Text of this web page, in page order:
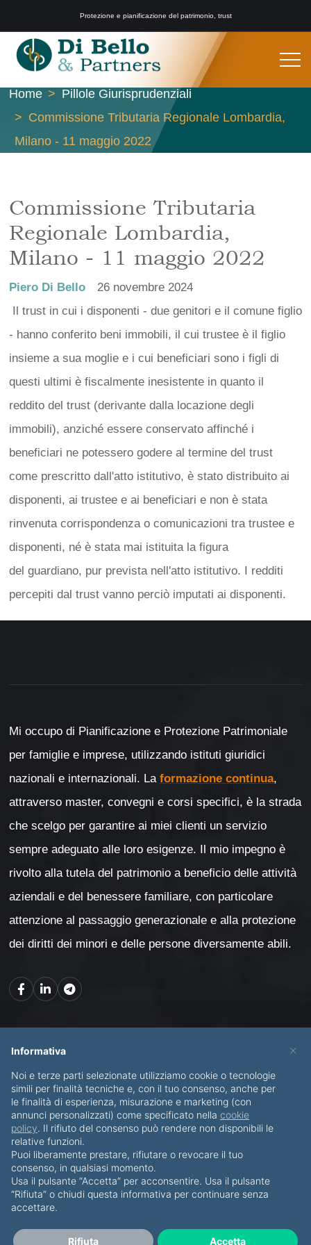
Protezione e pianificazione del patrimonio, trust
Home
Pillole Giurisprudenziali
Commissione Tributaria Regionale Lombardia,
Milano - 11 maggio 2022
Commissione Tributaria
Regionale Lombardia,
Milano - 11 maggio 2022
Piero Di Bello
26 novembre 2024
Il trust in cui i disponenti - due genitori e il comune figlio
- hanno conferito beni immobili, il cui trustee è il figlio
insieme a sua moglie e i cui beneficiari sono i figli di
questi ultimi è fiscalmente inesistente in quanto il
reddito del trust (derivante dalla locazione degli
immobili), anziché essere conservato affinché i
beneficiari ne potessero godere al termine del trust
come prescritto dall'atto istitutivo, è stato distribuito ai
disponenti, ai trustee e ai beneficiari e non è stata
rinvenuta corrispondenza o comunicazioni tra trustee e
disponenti, né è stata mai istituita la figura
del guardiano, pur prevista nell'atto istitutivo. I redditi
percepiti dal trust vanno perciò imputati ai disponenti.
Mi occupo di Pianificazione e Protezione Patrimoniale
per famiglie e imprese, utilizzando istituti giuridici
nazionali e internazionali. La formazione continua,
attraverso master, convegni e corsi specifici, è la strada
che scelgo per garantire ai miei clienti un servizio
sempre adeguato alle loro esigenze. Il mio impegno è
rivolto alla tutela del patrimonio a beneficio delle attività
aziendali e del benessere familiare, con particolare
attenzione al passaggio generazionale e alla protezione
dei diritti dei minori e delle persone diversamente abili.
CHI SONO SERVIZI
BLOG CONTATTI
© Copyright 2012-2026 Piero Di Bello & Partners
Tutti i diritti riservati
P.IVA IT07911820723
×
Informativa
Noi e terze parti selezionate utilizziamo cookie o tecnologie
simili per finalità tecniche e, con il tuo consenso, anche per
le finalità di esperienza, misurazione e marketing (con
annunci personalizzati) come specificato nella cookie
policy. Il rifiuto del consenso può rendere non disponibili le
relative funzioni.
Puoi liberamente prestare, rifiutare o revocare il tuo
consenso, in qualsiasi momento.
Usa il pulsante “Accetta” per acconsentire. Usa il pulsante
“Rifiuta” o chiudi questa informativa per continuare senza
accettare.
Rifiuta Accetta